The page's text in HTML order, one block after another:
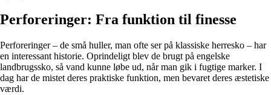
Perforeringer: Fra funktion til finesse
Perforeringer – de små huller, man ofte ser på klassiske herresko – har
en interessant historie. Oprindeligt blev de brugt på engelske
landbrugssko, så vand kunne løbe ud, når man gik i fugtige marker. I
dag har de mistet deres praktiske funktion, men bevaret deres æstetiske
værdi.